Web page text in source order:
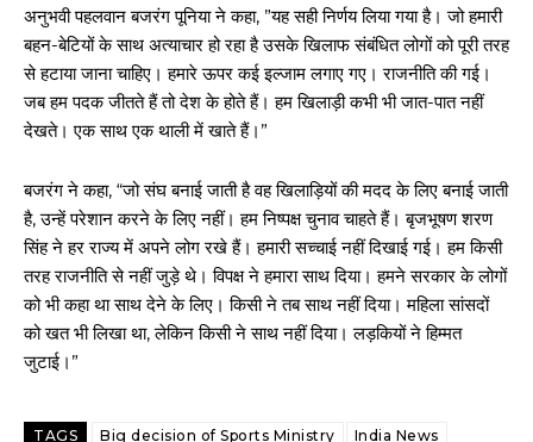
अनुभवी पहलवान बजरंग पूनिया ने कहा, ”यह सही निर्णय लिया गया है। जो हमारी
बहन-बेटियों के साथ अत्याचार हो रहा है उसके खिलाफ संबंधित लोगों को पूरी तरह
से हटाया जाना चाहिए। हमारे ऊपर कई इल्जाम लगाए गए। राजनीति की गई।
जब हम पदक जीतते हैं तो देश के होते हैं। हम खिलाड़ी कभी भी जात-पात नहीं
देखते। एक साथ एक थाली में खाते हैं।”
बजरंग ने कहा, “जो संघ बनाई जाती है वह खिलाड़ियों की मदद के लिए बनाई जाती
है, उन्हें परेशान करने के लिए नहीं। हम निष्पक्ष चुनाव चाहते हैं। बृजभूषण शरण
सिंह ने हर राज्य में अपने लोग रखे हैं। हमारी सच्चाई नहीं दिखाई गई। हम किसी
तरह राजनीति से नहीं जुड़े थे। विपक्ष ने हमारा साथ दिया। हमने सरकार के लोगों
को भी कहा था साथ देने के लिए। किसी ने तब साथ नहीं दिया। महिला सांसदों
को खत भी लिखा था, लेकिन किसी ने साथ नहीं दिया। लड़कियों ने हिम्मत
जुटाई।”
TAGS Big decision of Sports Ministry
India News